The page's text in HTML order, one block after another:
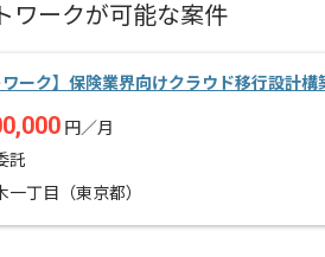
ワークが可能な案件
ワーク】保険業界向けクラウド移行設計
円／月
託
一丁目（東京都）